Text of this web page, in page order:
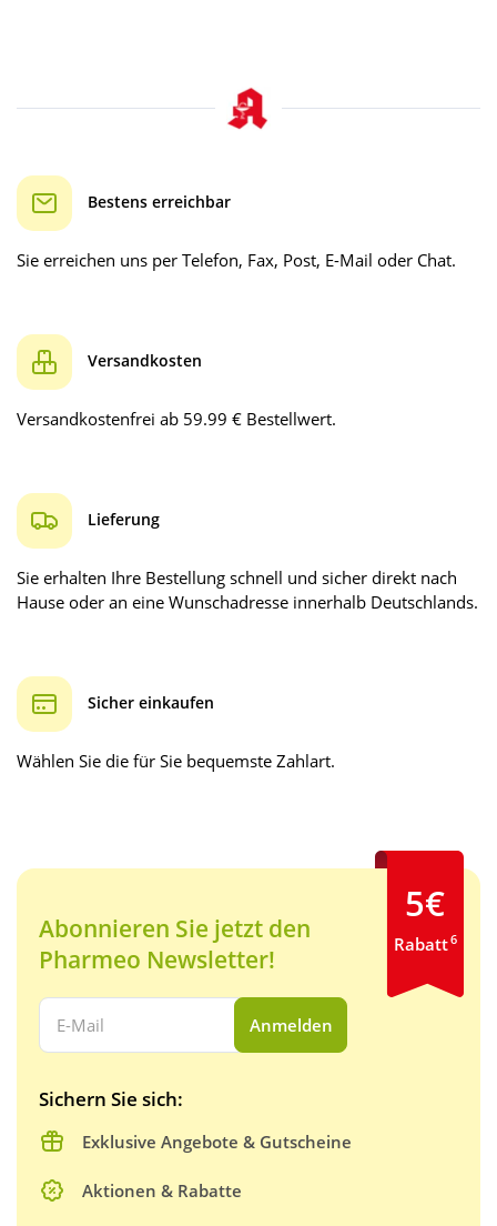
Bestens erreichbar
Sie erreichen uns per Telefon, Fax, Post, E-Mail oder Chat.
Versandkosten
Versandkostenfrei ab 59.99 € Bestellwert.
Lieferung
Sie erhalten Ihre Bestellung schnell und sicher direkt nach
Hause oder an eine Wunschadresse innerhalb Deutschlands.
Sicher einkaufen
Wählen Sie die für Sie bequemste Zahlart.
Abonnieren Sie jetzt den
Pharmeo Newsletter!
Ihre E-Mail Adresse:
Anmelden
Sichern Sie sich:
Exklusive Angebote & Gutscheine
Aktionen & Rabatte
5€
Rabatt6